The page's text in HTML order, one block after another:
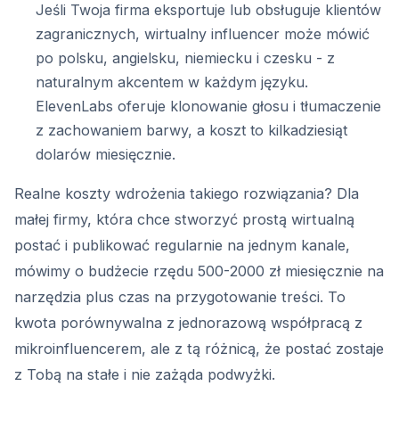
Jeśli Twoja firma eksportuje lub obsługuje klientów
zagranicznych, wirtualny influencer może mówić
po polsku, angielsku, niemiecku i czesku - z
naturalnym akcentem w każdym języku.
ElevenLabs oferuje klonowanie głosu i tłumaczenie
z zachowaniem barwy, a koszt to kilkadziesiąt
dolarów miesięcznie.
Realne koszty wdrożenia takiego rozwiązania? Dla
małej firmy, która chce stworzyć prostą wirtualną
postać i publikować regularnie na jednym kanale,
mówimy o budżecie rzędu 500-2000 zł miesięcznie na
narzędzia plus czas na przygotowanie treści. To
kwota porównywalna z jednorazową współpracą z
mikroinfluencerem, ale z tą różnicą, że postać zostaje
z Tobą na stałe i nie zażąda podwyżki.